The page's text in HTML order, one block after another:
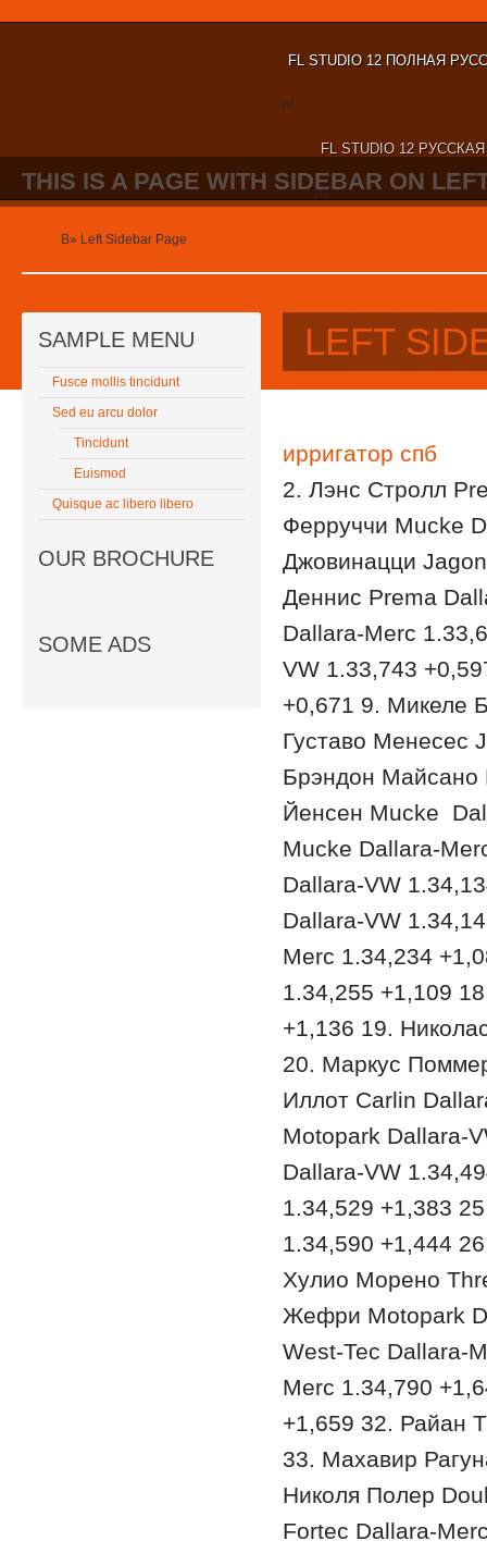
FL STUDIO 12 ПОЛНАЯ
nt
FL STUDIO 12
nt
THIS IS A PAGE WITH SIDEBAR ON
В» Left Sidebar Page
SAMPLE MENU
Fusce mollis tincidunt
Sed eu arcu dolor
Tincidunt
Euismod
Quisque ac libero libero
OUR BROCHURE
SOME ADS
LEFT
ирригатор спб
2. Лэнс Стролл
Ферруччи Mucke
Джовинацци
Деннис Prema
Dallara-Merc
VW 1.33,743
+0,671 9. Микеле
Густаво Менесес
Брэндон Майсано
Йенсен Mucke
Mucke Dallara-
Dallara-VW
Dallara-VW
Merc 1.34,234
1.34,255 +1,109
+1,136 19.
20. Маркус
Иллот Carlin
Motopark Dallara-
Dallara-VW
1.34,529 +1,383
1.34,590 +1,444
Хулио Морено
Жефри Motopark
West-Tec Dallara-
Merc 1.34,790
+1,659 32. Райан
33. Махавир
Николя Полер
Fortec Dallara-